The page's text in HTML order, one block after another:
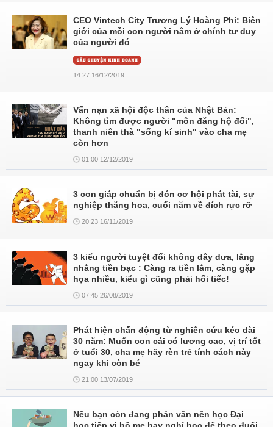
CEO Vintech City Trương Lý Hoàng Phi: Biên
giới của mỗi con người nằm ở chính tư duy
của người đó
14:27 16/12/2019
Vấn nạn xã hội độc thân của Nhật Bản:
Không tìm được người "môn đăng hộ đối",
thanh niên thà "sống kí sinh" vào cha mẹ
còn hơn
01:00 12/12/2019
3 con giáp chuẩn bị đón cơ hội phát tài, sự
nghiệp thăng hoa, cuối năm về đích rực rỡ
20:23 16/11/2019
3 kiểu người tuyệt đối không dây dưa, lằng
nhằng tiền bạc : Càng ra tiền lắm, càng gặp
họa nhiều, kiểu gì cũng phải hối tiếc!
07:45 26/08/2019
Phát hiện chấn động từ nghiên cứu kéo dài
30 năm: Muốn con cái có lương cao, vị trí tốt
ở tuổi 30, cha mẹ hãy rèn trẻ tính cách này
ngay khi còn bé
21:00 13/07/2019
Nếu bạn còn đang phân vân nên học Đại